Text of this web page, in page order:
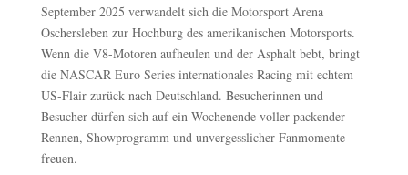
September 2025 verwandelt sich die Motorsport Arena
Oschersleben zur Hochburg des amerikanischen Motorsports.
Wenn die V8-Motoren aufheulen und der Asphalt bebt, bringt
die NASCAR Euro Series internationales Racing mit echtem
US-Flair zurück nach Deutschland. Besucherinnen und
Besucher dürfen sich auf ein Wochenende voller packender
Rennen, Showprogramm und unvergesslicher Fanmomente
freuen.